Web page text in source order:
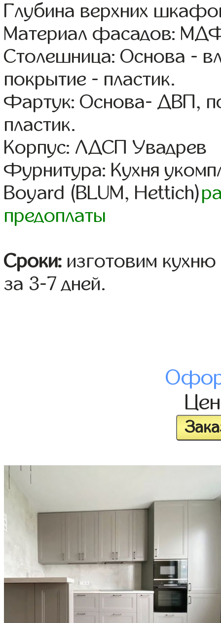
Глубина верхних
Материал фасадов:
Столешница: Основа -
покрытие - пластик.
Фартук: Основа- ДВП,
пластик.
Корпус: ЛДСП Увадрев
Фурнитура: Кухня
Boyard (BLUM, Hettich)
предоплаты
Сроки: изготовим
за 3-7 дней.